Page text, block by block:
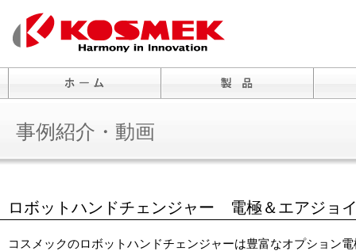
事例紹介・動画
ロボットハンドチェンジャー 電極＆エアジョ
コスメックのロボットハンドチェンジャーは豊富なオプション